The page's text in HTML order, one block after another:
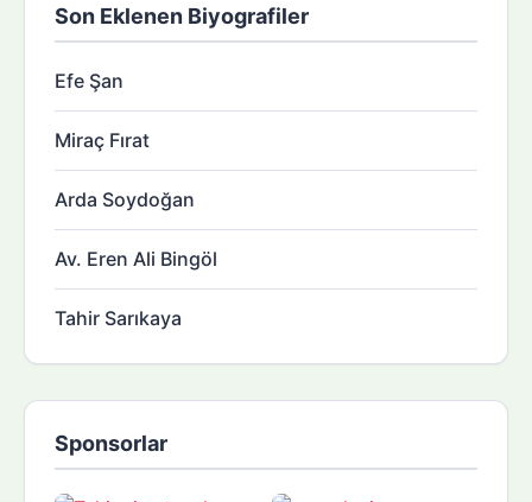
Son Eklenen Biyografiler
Efe Şan
Miraç Fırat
Arda Soydoğan
Av. Eren Ali Bingöl
Tahir Sarıkaya
Sponsorlar